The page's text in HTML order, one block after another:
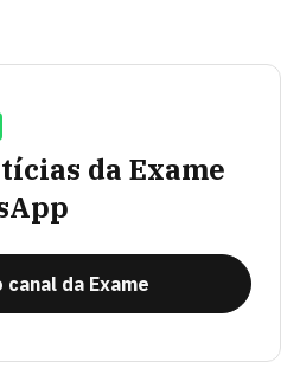
da Exame
canal da Exame